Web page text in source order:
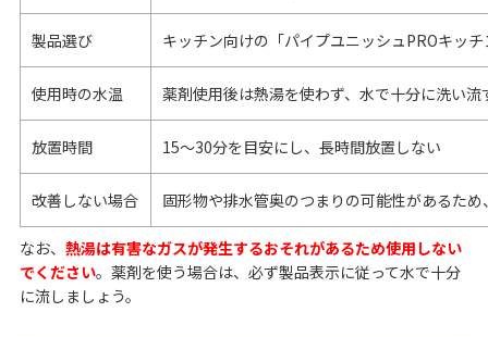
製品選び キッチン向けの「パイプユニッシュPROキッ
使用時の水温 薬剤使用後は熱湯を使わず、水で十分に洗い流
放置時間 15〜30分を目安にし、長時間放置しない
改善しない場合 固形物や排水管奥のつまりの可能性があるた
なお、 熱湯は有害なガスが発生するおそれがあるため使用しない
でください。薬剤を使う場合は、必ず製品表示に従って水で十分
に流しましょう。